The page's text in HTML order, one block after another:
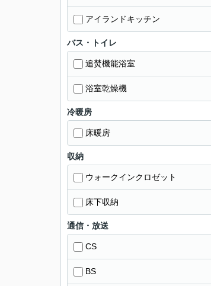
アイランドキッチン
バス・トイレ
追焚機能浴室
浴室乾燥機
冷暖房
床暖房
収納
ウォークインクロゼット
床下収納
通信・放送
CS
BS